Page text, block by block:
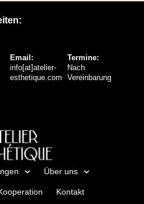
Email:
info[at]atelier-
esthetique.com
Termine:
Nach
Vereinbarung
Über uns
Kontakt